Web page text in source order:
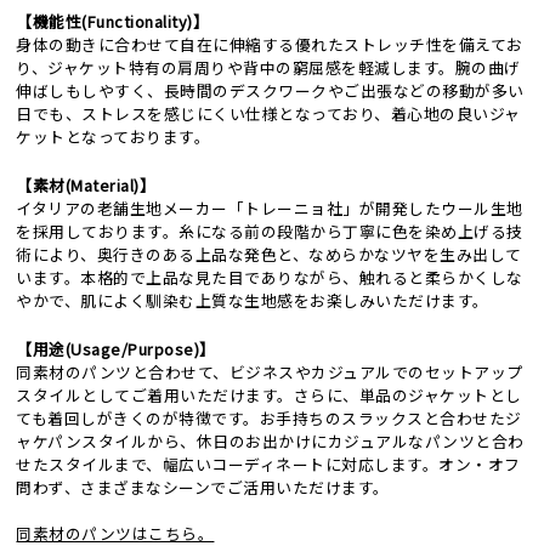
【機能性(Functionality)】
身体の動きに合わせて自在に伸縮する優れたストレッチ性を備えてお
り、ジャケット特有の肩周りや背中の窮屈感を軽減します。腕の曲げ
伸ばしもしやすく、長時間のデスクワークやご出張などの移動が多い
日でも、ストレスを感じにくい仕様となっており、着心地の良いジャ
ケットとなっております。
【素材(Material)】
イタリアの老舗生地メーカー「トレーニョ社」が開発したウール生地
を採用しております。糸になる前の段階から丁寧に色を染め上げる技
術により、奥行きのある上品な発色と、なめらかなツヤを生み出して
います。本格的で上品な見た目でありながら、触れると柔らかくしな
やかで、肌によく馴染む上質な生地感をお楽しみいただけます。
【用途(Usage/Purpose)】
同素材のパンツと合わせて、ビジネスやカジュアルでのセットアップ
スタイルとしてご着用いただけます。さらに、単品のジャケットとし
ても着回しがきくのが特徴です。お手持ちのスラックスと合わせたジ
ャケパンスタイルから、休日のお出かけにカジュアルなパンツと合わ
せたスタイルまで、幅広いコーディネートに対応します。オン・オフ
問わず、さまざまなシーンでご活用いただけます。
同素材のパンツはこちら。